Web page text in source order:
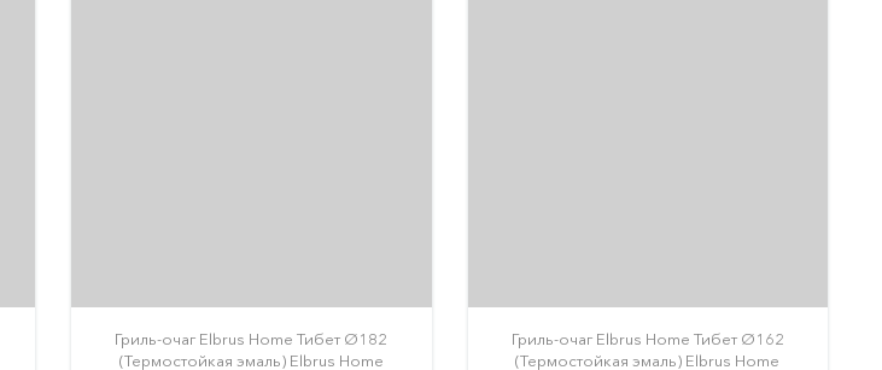
Гриль-очаг Elbrus Home Тибет Ø182
(Термостойкая эмаль) Elbrus Home
Гриль-очаг Elbrus Home Тибет Ø162
(Термостойкая эмаль) Elbrus Home